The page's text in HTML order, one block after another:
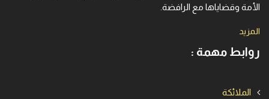
الأمة وقضاياها مع الرافضة.
المزيد
روابط مهمة :
الملائكة